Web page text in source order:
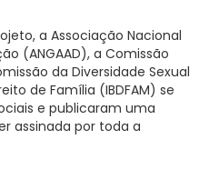
a Associação Nacional
(ANGAAD), a Comissão
da Diversidade Sexual
de Família (IBDFAM) se
e publicaram uma
assinada por toda a